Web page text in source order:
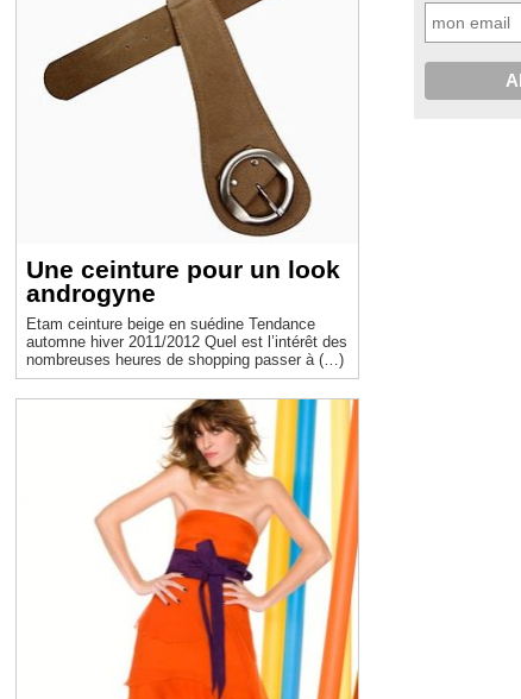
Une ceinture pour un look
androgyne
Etam ceinture beige en suédine Tendance
automne hiver 2011/2012 Quel est l’intérêt des
nombreuses heures de shopping passer à (…)